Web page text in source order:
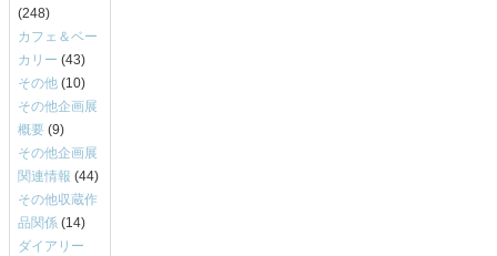
(248)
カフェ＆ベー
カリー (43)
その他 (10)
その他企画展
概要 (9)
その他企画展
関連情報 (44)
その他収蔵作
品関係 (14)
ダイアリー